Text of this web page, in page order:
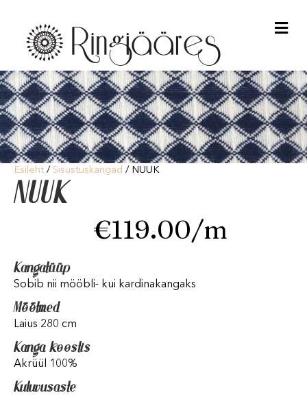
Esileht / Sisustuskangad / NUUK
NUUK
€119.00/m
Kangatüüp
Sobib nii mööbli- kui kardinakangaks
Mõõtmed
Laius 280 cm
Kanga koostis
Akrüül 100%
Kuluvusaste